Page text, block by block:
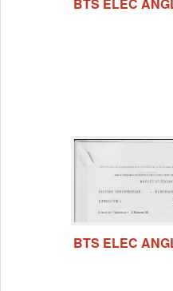
BTS ELEC